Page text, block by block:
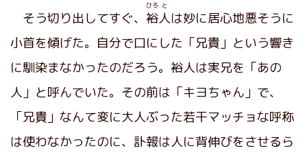
そう切り出してすぐ、 裕
ひろ
人
と
は妙に居心地悪そうに
小首を傾げた。自分で口にした「兄貴」という響き
に馴染まなかったのだろう。裕人は実兄を「あの
人」と呼んでいた。その前は「キヨちゃん」で、
「兄貴」なんて変に大人ぶった若干マッチョな呼称
は使わなかったのに、訃報は人に背伸びをさせるら